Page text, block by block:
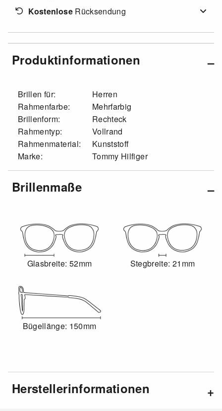
KostenloseRücksendung
Produktinformationen
Brillen für:
Herren
Rahmenfarbe:
Mehrfarbig
Brillenform:
Rechteck
Rahmentyp:
Vollrand
Rahmenmaterial:
Kunststoff
Marke:
Tommy Hilfiger
Brillenmaße
Glasbreite: 52mm Stegbreite: 21mm
Bügellänge: 150mm
Herstellerinformationen